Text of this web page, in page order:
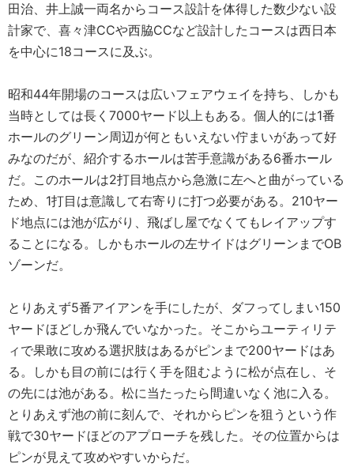
田治、井上誠一両名からコース設計を体得した数少ない設
計家で、喜々津CCや西脇CCなど設計したコースは西日本
を中心に18コースに及ぶ。
昭和44年開場のコースは広いフェアウェイを持ち、しかも
当時としては長く7000ヤード以上もある。個人的には1番
ホールのグリーン周辺が何ともいえない佇まいがあって好
みなのだが、紹介するホールは苦手意識がある6番ホール
だ。このホールは2打目地点から急激に左へと曲がっている
ため、1打目は意識して右寄りに打つ必要がある。210ヤー
ド地点には池が広がり、飛ばし屋でなくてもレイアップす
ることになる。しかもホールの左サイドはグリーンまでOB
ゾーンだ。
とりあえず5番アイアンを手にしたが、ダフってしまい150
ヤードほどしか飛んでいなかった。そこからユーティリテ
ィで果敢に攻める選択肢はあるがピンまで200ヤードはあ
る。しかも目の前には行く手を阻むように松が点在し、そ
の先には池がある。松に当たったら間違いなく池に入る。
とりあえず池の前に刻んで、それからピンを狙うという作
戦で30ヤードほどのアプローチを残した。その位置からは
ピンが見えて攻めやすいからだ。